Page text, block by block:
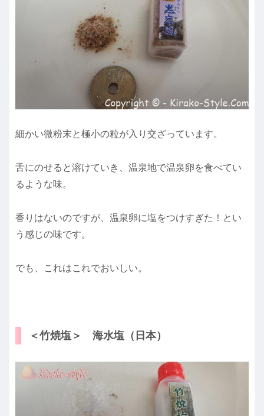
細かい微粉末と極小の粒が入り交ざっています。
舌にのせると溶けていき、 温泉地で温泉卵を食べてい
るような味。
香りはないのですが、温泉卵に塩をつけすぎた！とい
う感じの味です。
でも、これはこれでおいしい。
＜竹焼塩＞ 海水塩（日本）